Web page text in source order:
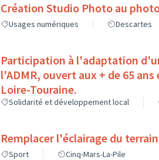
Création Studio Photo au
Usages numériques Descartes
Participation à l'adaptation
l'ADMR, ouvert aux + de 65
Loire-Touraine.
Solidarité et développement local
Remplacer l'éclairage du
Sport Cinq-Mars-La-Pile